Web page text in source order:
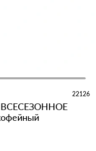
22126
ВСЕСЕЗОННОЕ